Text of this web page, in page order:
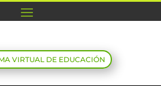
VIRTUAL DE EDUCACIÓN